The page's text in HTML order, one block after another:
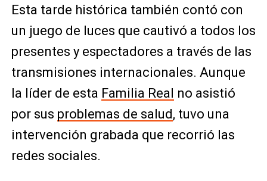
Esta tarde histórica también contó con
un juego de luces que cautivó a todos los
presentes y espectadores a través de las
transmisiones internacionales. Aunque
la líder de esta Familia Real no asistió
por sus problemas de salud, tuvo una
intervención grabada que recorrió las
redes sociales.